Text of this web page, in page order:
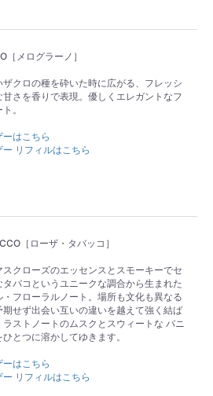
［メログラーノ］
クロの種を砕いた時に広がる、フレッシ
甘さを香りで表現。優しくエレガントなフ
。
はこちら
リフィルはこちら
［ローザ・タバッコ］
クローズのエッセンスとスモーキーでセ
タバコというユニークな調合から生まれた
・フローラルノート。場所も文化も異なる
期せず出会い互いの違いを越えて強く結ば
ストノートのムスクとスウィートな バニ
とつに溶かしてゆきます。
はこちら
リフィルはこちら